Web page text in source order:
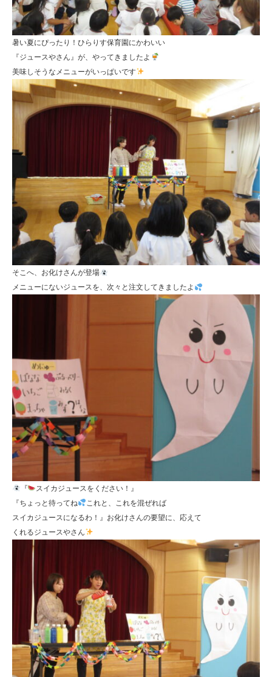
暑い夏にぴったり！ひらりす保育園にかわいい
『ジュースやさん』が、やってきましたよ
美味しそうなメニューがいっぱいです
そこへ、お化けさんが登場
メニューにないジュースを、次々と注文してきましたよ
『
スイカジュースをください！』
『ちょっと待ってね
これと、これを混ぜれば
スイカジュースになるわ！』お化けさんの要望に、応えて
くれるジュースやさん